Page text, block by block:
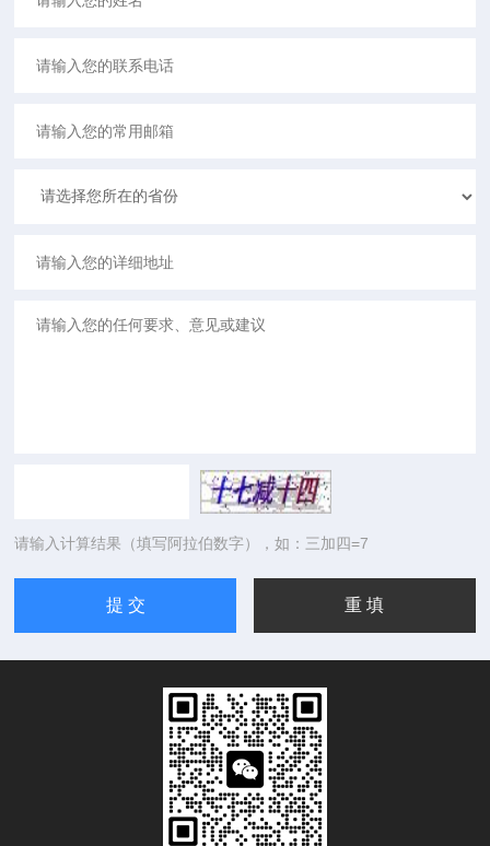
请输入计算结果（填写阿拉伯数字），如：三加四=7